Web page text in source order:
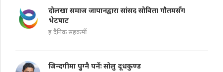
दोलखा समाज जापानद्वारा सांसद सोविता गौतमसँग
भेटघाट
इ दैनिक सहकर्मी
जिन्दगीमा पुुग्नै पर्नेः सोलु दूधकुण्ड